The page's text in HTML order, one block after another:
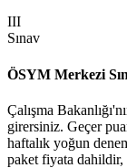
III
Sınav
ÖSYM Merkezi
Çalışma
girersiniz. Geçer
haftalık yoğun
paket fiyata dahildir,